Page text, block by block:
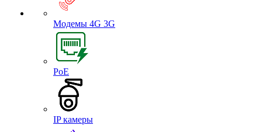
Модемы 4G 3G
PoE
IP камеры